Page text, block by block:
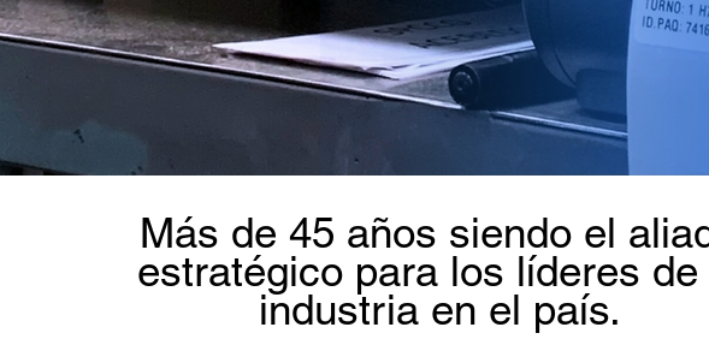
Más de 45 años siendo el
estratégico para los líderes de
industria en el país.